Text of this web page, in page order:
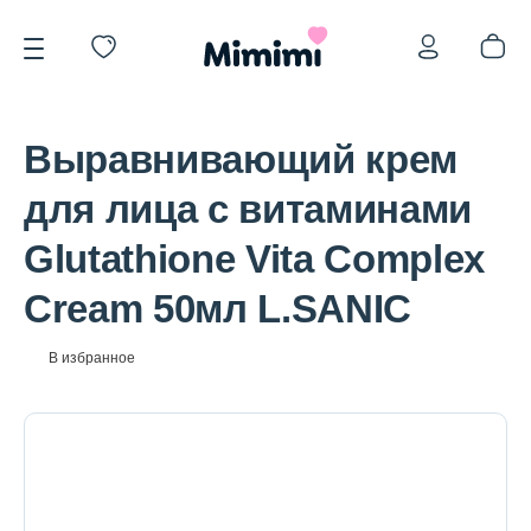
*OVERSTOCK -30%
Уход за лицом
Выравнивающий крем
для лица с витаминами
Glutathione Vita Complex
Cream 50мл L.SANIC
В избранное